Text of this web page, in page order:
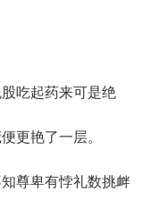
吃起药来可是绝
更艳了一层。
尊卑有悖礼数挑衅